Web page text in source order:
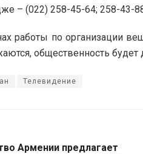
– (022) 258-45-64; 258-43-
работы по организации
общественность
Телевидение
Армении предлагает